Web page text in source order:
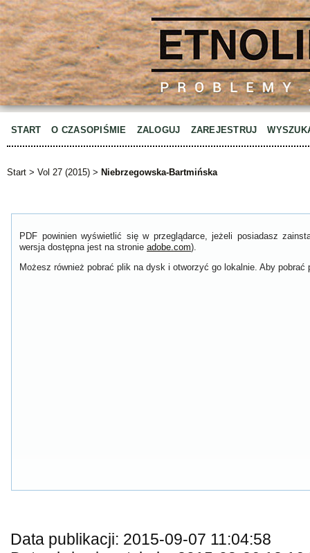
START O CZASOPIŚMIE ZALOGUJ ZAREJESTRUJ
Start > Vol 27 (2015) > Niebrzegowska-Bartmińska
PDF powinien wyświetlić się w przeglądarce, jeżeli posiadasz
wersja dostępna jest na stronie adobe.com).
Możesz również pobrać plik na dysk i otworzyć go lokalnie. Aby
Data publikacji: 2015-09-07 11:04:58